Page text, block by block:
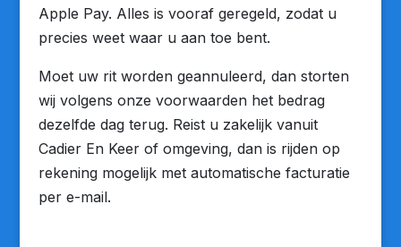
Apple Pay. Alles is vooraf geregeld, zodat u
precies weet waar u aan toe bent.
Moet uw rit worden geannuleerd, dan storten
wij volgens onze voorwaarden het bedrag
dezelfde dag terug. Reist u zakelijk vanuit
Cadier En Keer of omgeving, dan is rijden op
rekening mogelijk met automatische facturatie
per e-mail.